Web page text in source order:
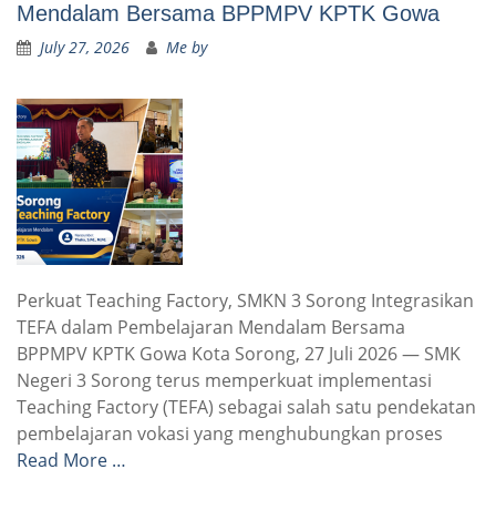
Mendalam Bersama BPPMPV KPTK Gowa
July 27, 2026 Me by
Perkuat Teaching Factory, SMKN 3 Sorong Integrasikan
TEFA dalam Pembelajaran Mendalam Bersama
BPPMPV KPTK Gowa Kota Sorong, 27 Juli 2026 — SMK
Negeri 3 Sorong terus memperkuat implementasi
Teaching Factory (TEFA) sebagai salah satu pendekatan
pembelajaran vokasi yang menghubungkan proses
Read More …